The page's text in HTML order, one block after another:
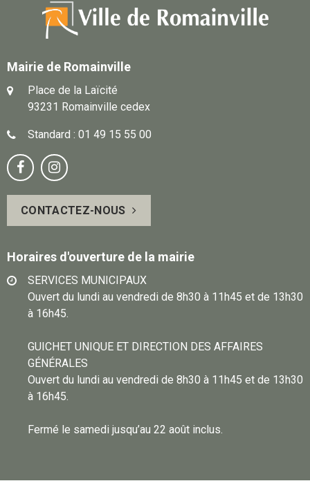
Mairie de Romainville
Place de la Laïcité
93231 Romainville cedex
Standard : 01 49 15 55 00
Notre
page
Facebook
Suivez-
vous
sur
CONTACTEZ-NOUS
Horaires d'ouverture de la mairie
SERVICES MUNICIPAUX
Ouvert du lundi au vendredi de 8h30 à 11h45 et de 13h30
à 16h45.
GUICHET UNIQUE ET DIRECTION DES AFFAIRES
GÉNÉRALES
Ouvert du lundi au vendredi de 8h30 à 11h45 et de 13h30
à 16h45.
Fermé le samedi jusqu’au 22 août inclus.